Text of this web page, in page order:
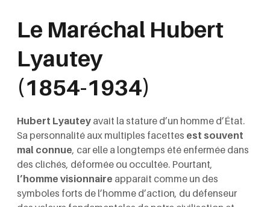
Le Maréchal Hubert
Lyautey
(1854-1934)
Hubert Lyautey avait la stature d’un homme d’État.
Sa personnalité aux multiples facettes est souvent
mal connue, car elle a longtemps été enfermée dans
des clichés, déformée ou occultée. Pourtant,
l’homme visionnaire apparaît comme un des
symboles forts de l’homme d’action, du défenseur